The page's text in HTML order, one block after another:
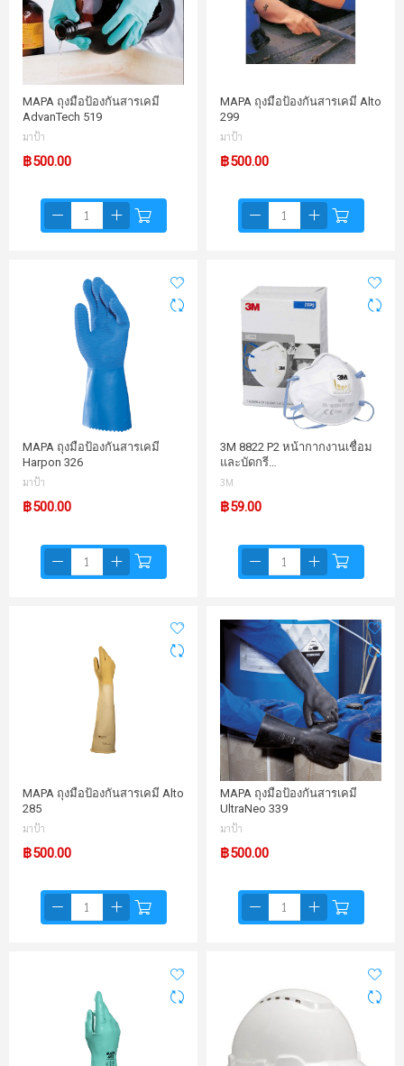
MAPA ถุงมือป้องกันสารเคมี
AdvanTech 519
มาป้า
฿500.00
MAPA ถุงมือป้องกันสารเคมี Alto
299
มาป้า
฿500.00
MAPA ถุงมือป้องกันสารเคมี
Harpon 326
มาป้า
฿500.00
3M 8822 P2 หน้ากากงานเชื่อม
และบัดกรี…
3M
฿59.00
MAPA ถุงมือป้องกันสารเคมี Alto
285
มาป้า
฿500.00
MAPA ถุงมือป้องกันสารเคมี
UltraNeo 339
มาป้า
฿500.00